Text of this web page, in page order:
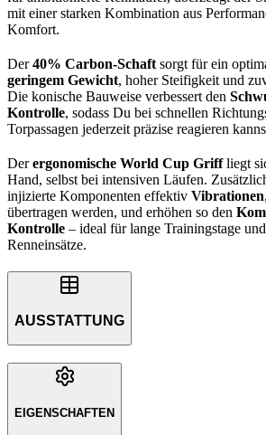
mit einer starken Kombination aus
Komfort.
Der40% Carbon-Schaft sorgt für ein
geringem Gewicht, hoher Steifigkeit und
Die konische Bauweise verbessert den
Kontrolle, sodass Du bei schnellen
Torpassagen jederzeit präzise reagieren
Derergonomische World Cup Griffliegt
Hand, selbst bei intensiven Läufen.
injizierte Komponenten effektiv Vibrationen
übertragen werden, und erhöhen so den
Kontrolle – ideal für lange Trainingstage
Renneinsätze.
AUSSTATTUNG
EIGENSCHAFTEN